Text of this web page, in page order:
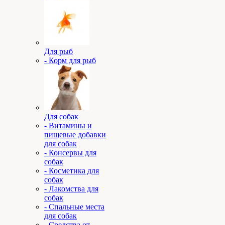
Для рыб
- Корм для рыб
Для собак
- Витамины и
пищевые добавки
для собак
- Консервы для
собак
- Косметика для
собак
- Лакомства для
собак
- Спальные места
для собак